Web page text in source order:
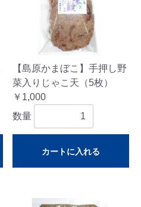
【島原かまぼこ】手押し野
菜入りじゃこ天（5枚）
￥1,000
数量
カートに入れる